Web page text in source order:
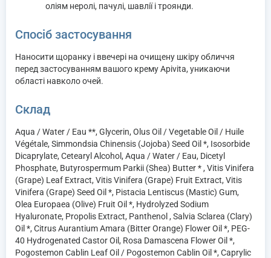
оліям неролі, пачулі, шавлії і троянди.
Спосіб застосування
Наносити щоранку і ввечері на очищену шкіру обличчя
перед застосуванням вашого крему Apivita, уникаючи
області навколо очей.
Склад
Aqua / Water / Eau **, Glycerin, Olus Oil / Vegetable Oil / Huile
Végétale, Simmondsia Chinensis (Jojoba) Seed Oil *, Isosorbide
Dicaprylate, Cetearyl Alcohol, Aqua / Water / Eau, Dicetyl
Phosphate, Butyrospermum Parkii (Shea) Butter * , Vitis Vinifera
(Grape) Leaf Extract, Vitis Vinifera (Grape) Fruit Extract, Vitis
Vinifera (Grape) Seed Oil *, Pistacia Lentiscus (Mastic) Gum,
Olea Europaea (Olive) Fruit Oil *, Hydrolyzed Sodium
Hyaluronate, Propolis Extract, Panthenol , Salvia Sclarea (Clary)
Oil *, Citrus Aurantium Amara (Bitter Orange) Flower Oil *, PEG-
40 Hydrogenated Castor Oil, Rosa Damascena Flower Oil *,
Pogostemon Cablin Leaf Oil / Pogostemon Cablin Oil *, Caprylic